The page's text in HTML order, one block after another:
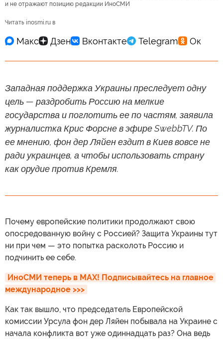
и не отражают позицию редакции ИноСМИ
Читать inosmi.ru в
Западная поддержка Украины преследует одну
цель — раздробить Россию на мелкие
государства и поглотить ее по частям, заявила
журналистка Крис Форсне в эфире SwebbTV. По
ее мнению, фон дер Ляйен ездит в Киев вовсе не
ради украинцев, а чтобы использовать страну
как орудие против Кремля.
Почему европейские политики продолжают свою
опосредованную войну с Россией? Защита Украины тут
ни при чем — это попытка расколоть Россию и
подчинить ее себе.
ИноСМИ теперь в MAX! Подписывайтесь на главное
международное >>>
Как так вышло, что председатель Европейской
комиссии Урсула фон дер Ляйен побывала на Украине с
начала конфликта вот уже одиннадцать раз? Она ведь